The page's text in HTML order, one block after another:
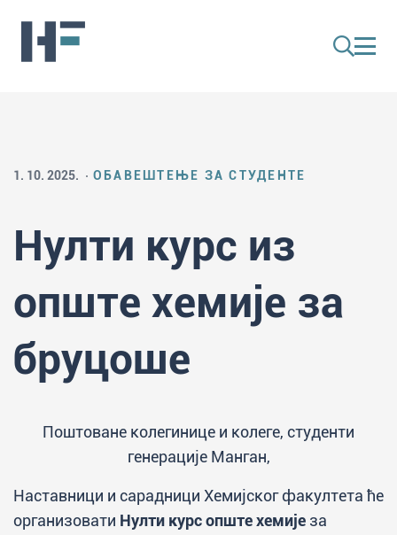
1. 10. 2025. ОБАВЕШТЕЊЕ ЗА СТУДЕНТЕ
Нулти курс из
опште хемије за
бруцоше
Поштоване колегинице и колеге, студенти
генерације Манган,
Наставници и сарадници Хемијског факултета ће
организовати Нулти курс опште хемије за